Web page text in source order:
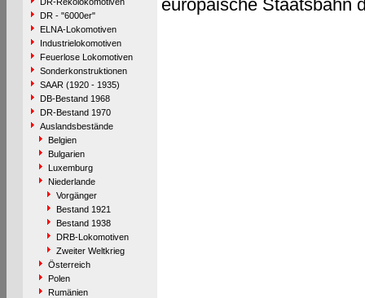
DR - "6000er"
ELNA-Lokomotiven
Industrielokomotiven
Feuerlose Lokomotiven
Sonderkonstruktionen
SAAR (1920 - 1935)
DB-Bestand 1968
DR-Bestand 1970
Auslandsbestände
Belgien
Bulgarien
Luxemburg
Niederlande
Vorgänger
Bestand 1921
Bestand 1938
DRB-Lokomotiven
Zweiter Weltkrieg
Österreich
Polen
Rumänien
europäische Staatsbahn